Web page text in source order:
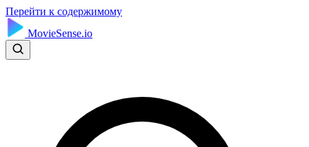
Перейти к содержимому
MovieSense.io